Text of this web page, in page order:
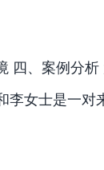
四、案例分
女士是一